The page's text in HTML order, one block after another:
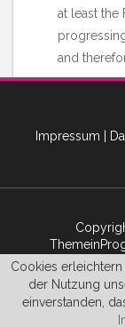
at least the
and
Impressum
Cookies
der Nutzung
einverstanden,